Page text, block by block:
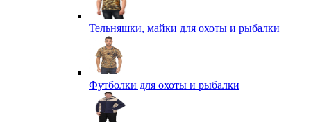
Тельняшки, майки для охоты и рыбалки
Футболки для охоты и рыбалки